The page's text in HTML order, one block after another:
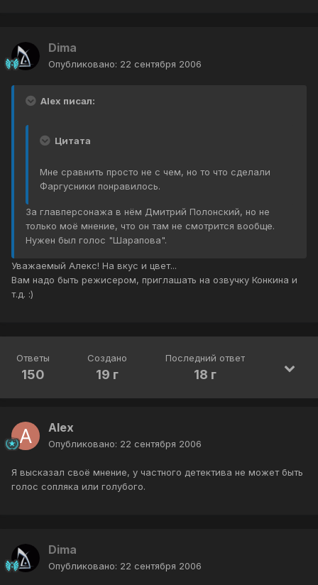
Dima
Опубликовано: 22 сентября 2006
Alex писал:
Цитата
Мне сравнить просто не с чем, но то что сделали
Фаргусники понравилось.
За главперсонажа в нём Дмитрий Полонский, но не
только моё мнение, что он там не смотрится вообще.
Нужен был голос "Шарапова".
Уважаемый Алекс! На вкус и цвет...
Вам надо быть режисером, приглашать на озвучку Конкина и
т.д. :)
Ответы
150
Создано
19 г
Последний ответ
18 г
Alex
Опубликовано: 22 сентября 2006
Я высказал своё мнение, у частного детектива не может быть
голос сопляка или голубого.
Dima
Опубликовано: 22 сентября 2006